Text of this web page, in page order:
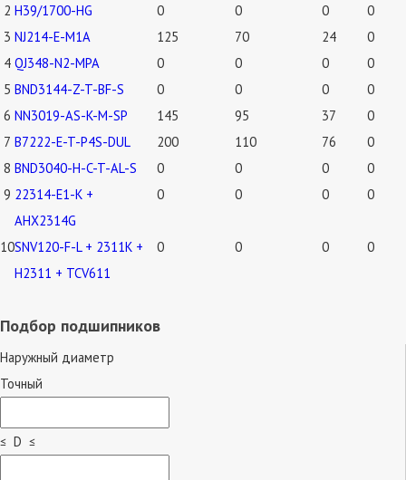
2 H39/1700-HG 0 0 0
0
3 NJ214-E-M1A 125 70 24
0
4 QJ348-N2-MPA 0 0 0
0
5 BND3144-Z-T-BF-S 0 0 0
0
6 NN3019-AS-K-M-SP 145 95 37
0
7 B7222-E-T-P4S-DUL 200 110 76
0
8 BND3040-H-C-T-AL-S 0 0 0
0
9 22314-E1-K +
AHX2314G
0 0 0 0
10SNV120-F-L + 2311K +
H2311 + TCV611
0 0 0 0
Подбор подшипников
Наружный диаметр
Точный
≤ D ≤